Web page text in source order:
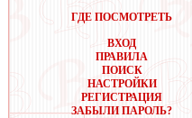
ГДЕ ПОСМОТРЕТЬ
ВХОД
ПРАВИЛА
ПОИСК
НАСТРОЙКИ
РЕГИСТРАЦИЯ
ЗАБЫЛИ ПАРОЛЬ?